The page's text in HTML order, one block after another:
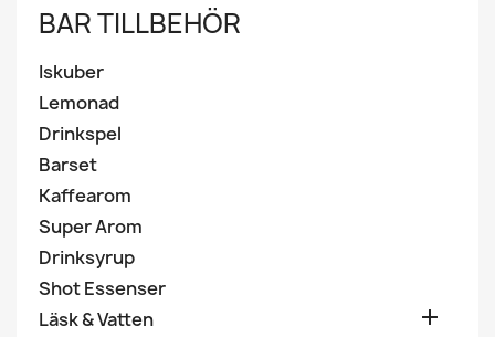
BAR TILLBEHÖR
Iskuber
Lemonad
Drinkspel
Barset
Kaffearom
Super Arom
Drinksyrup
Shot Essenser
Läsk & Vatten
